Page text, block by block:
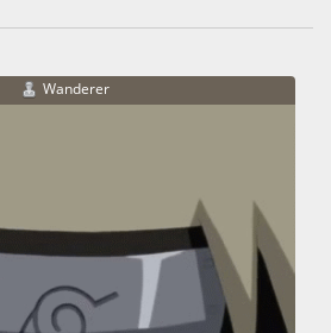
Wanderer